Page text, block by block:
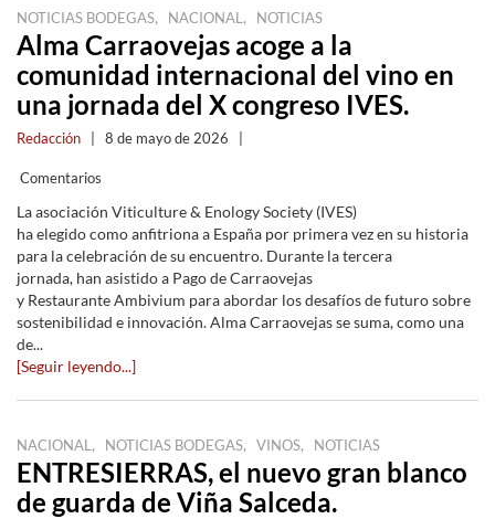
NOTICIAS BODEGAS, NACIONAL , NOTICIAS
Alma Carraovejas acoge a la
comunidad internacional del vino en
una jornada del X congreso IVES.
Redacción 8 de mayo de 2026
Comentarios
La asociación Viticulture & Enology Society (IVES)
ha elegido como anfitriona a España por primera vez en su historia
para la celebración de su encuentro. Durante la tercera
jornada, han asistido a Pago de Carraovejas
y Restaurante Ambivium para abordar los desafíos de futuro sobre
sostenibilidad e innovación. Alma Carraovejas se suma, como una
de...
[Seguir leyendo...]
NACIONAL , NOTICIAS BODEGAS, VINOS, NOTICIAS
ENTRESIERRAS, el nuevo gran blanco
de guarda de Viña Salceda.